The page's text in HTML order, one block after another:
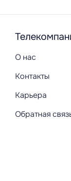
О нас
Контакты
Карьера
Обратная